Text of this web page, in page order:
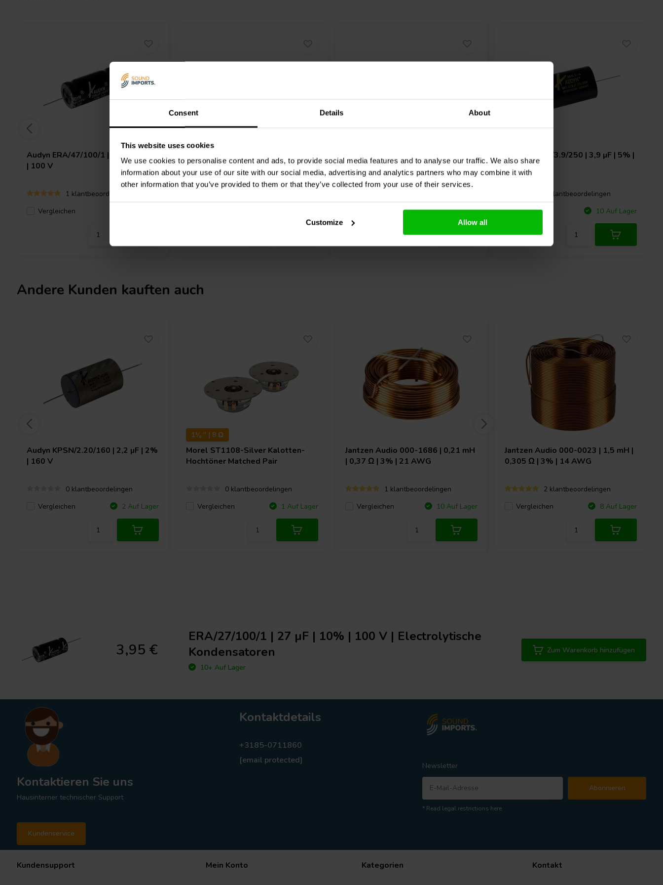
Consent Details About
This website uses cookies
We use cookies to personalise content and ads, to provide social media features and to analyse our traffic. We also share
information about your use of our site with our social media, advertising and analytics partners who may combine it with
other information that you’ve provided to them or that they’ve collected from your use of their services.
Customize Allow all
Audyn ERA/47/100/1 | 47 µF | 10%
| 100 V
1 klantbeoordelingen
Vergleichen
Jantzen Audio
001-6120 | 3,9 µF |
5% | 100 V
Audyn Q6/047/600 | 0,47 µF | 5% |
600 V
8 Auf Lager
Audyn
MKTA/3.9/250 | 3,9 µF | 5% |
250 V
0 klantbeoordelingen
Vergleichen
10 Auf Lager
Andere Kunden kauften auch
Audyn KPSN/2.20/160 | 2,2 µF | 2%
| 160 V
0 klantbeoordelingen
Vergleichen
2 Auf Lager
1⅛ '' | 8 Ω
Morel ST1108-Silver Kalotten-
Hochtöner Matched Pair
0 klantbeoordelingen
Vergleichen
1 Auf Lager
Jantzen Audio 000-1686 | 0,21 mH
| 0,37 Ω | 3% | 21 AWG
1 klantbeoordelingen
Vergleichen
10 Auf Lager
Jantzen Audio 000-0023 | 1,5 mH |
0,305 Ω | 3% | 14 AWG
2 klantbeoordelingen
Vergleichen
8 Auf Lager
3,95 €
ERA/27/100/1 | 27 µF | 10% | 100 V | Electrolytische
Kondensatoren
10+ Auf Lager
Zum Warenkorb hinzufügen
Kontaktieren Sie uns
Hausinterner technischer Support
Kundenservice
Kontaktdetails
+3185-0711860
[email protected]
Newsletter
Abonnieren
* Read legal restrictions here
Kundensupport Mein Konto Kategorien Kontakt